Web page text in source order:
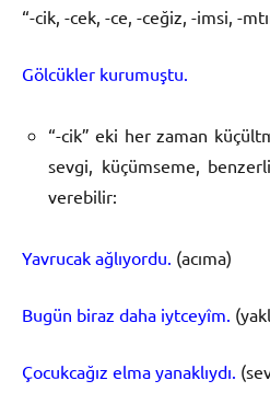
“-cik, -cek, -ce, -ceğiz, -imsi, -
Gölcükler kurumuştu.
“-cik” eki her zaman
sevgi, küçüm­seme,
verebilir:
Yavrucak ağlıyordu. (acıma)
Bugün biraz daha iytceyîm.
Çocukcağız elma yanaklıydı.